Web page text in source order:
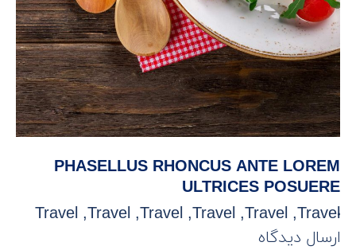
PHASELLUS RHONCUS ANTE LOREM
ULTRICES POSUERE
Travel
,
Travel
,
Travel
,
Travel
,
Travel
,
Travel
ارسال دیدگاه